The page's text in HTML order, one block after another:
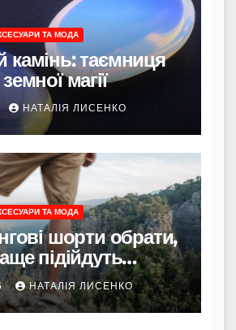
ТА МОДА
камінь: таємниця
магії
НАТАЛІЯ ЛИСЕНКО
ТА МОДА
шорти обрати,
підійдуть
штани?
НАТАЛІЯ ЛИСЕНКО